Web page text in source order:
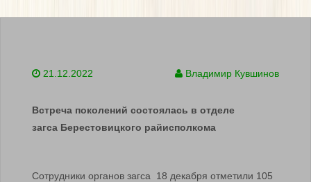
21.12.2022 Владимир Кувшинов
Встреча поколений состоялась в отделе
загса Берестовицкого райисполкома
Сотрудники органов загса 18 декабря отметили 105